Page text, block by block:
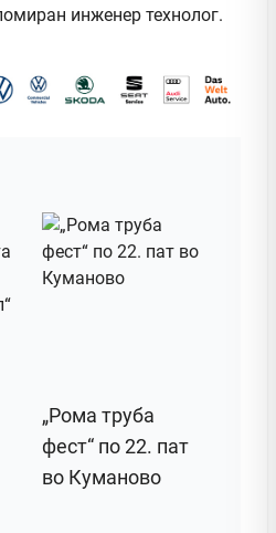
инженер технолог.
„Рома труба
фест“ по 22. пат
во Куманово